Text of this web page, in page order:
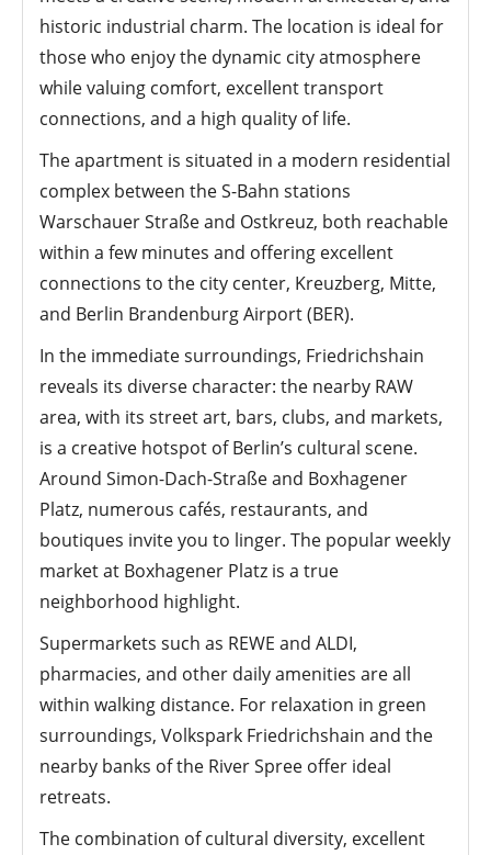
historic industrial charm. The location is ideal for
those who enjoy the dynamic city atmosphere
while valuing comfort, excellent transport
connections, and a high quality of life.
The apartment is situated in a modern residential
complex between the S-Bahn stations
Warschauer Straße and Ostkreuz, both reachable
within a few minutes and offering excellent
connections to the city center, Kreuzberg, Mitte,
and Berlin Brandenburg Airport (BER).
In the immediate surroundings, Friedrichshain
reveals its diverse character: the nearby RAW
area, with its street art, bars, clubs, and markets,
is a creative hotspot of Berlin’s cultural scene.
Around Simon-Dach-Straße and Boxhagener
Platz, numerous cafés, restaurants, and
boutiques invite you to linger. The popular weekly
market at Boxhagener Platz is a true
neighborhood highlight.
Supermarkets such as REWE and ALDI,
pharmacies, and other daily amenities are all
within walking distance. For relaxation in green
surroundings, Volkspark Friedrichshain and the
nearby banks of the River Spree offer ideal
retreats.
The combination of cultural diversity, excellent